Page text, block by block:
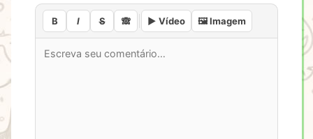
B I S 🙈 ▶️ Vídeo 🖼️ Imagem